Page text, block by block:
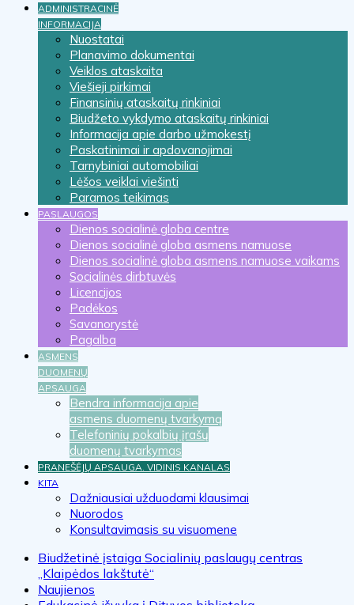
ADMINISTRACINĖ
INFORMACIJA
Nuostatai
Planavimo dokumentai
Veiklos ataskaita
Viešieji pirkimai
Finansinių ataskaitų rinkiniai
Biudžeto vykdymo ataskaitų rinkiniai
Informacija apie darbo užmokestį
Paskatinimai ir apdovanojimai
Tarnybiniai automobiliai
Lėšos veiklai viešinti
Paramos teikimas
PASLAUGOS
Dienos socialinė globa centre
Dienos socialinė globa asmens namuose
Dienos socialinė globa asmens namuose vaikams
Socialinės dirbtuvės
Licencijos
Padėkos
Savanorystė
Pagalba
ASMENS
DUOMENŲ
APSAUGA
Bendra informacija apie
asmens duomenų tvarkymą
Telefoninių pokalbių įrašų
duomenų tvarkymas
PRANEŠĖJŲ APSAUGA. VIDINIS KANALAS
KITA
Dažniausiai užduodami klausimai
Nuorodos
Konsultavimasis su visuomene
Biudžetinė įstaiga Socialinių paslaugų centras
„Klaipėdos lakštutė“
Naujienos